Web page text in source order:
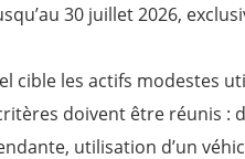
30 juillet 2026,
cible les actifs modestes
doivent être réunis :
utilisation d’un